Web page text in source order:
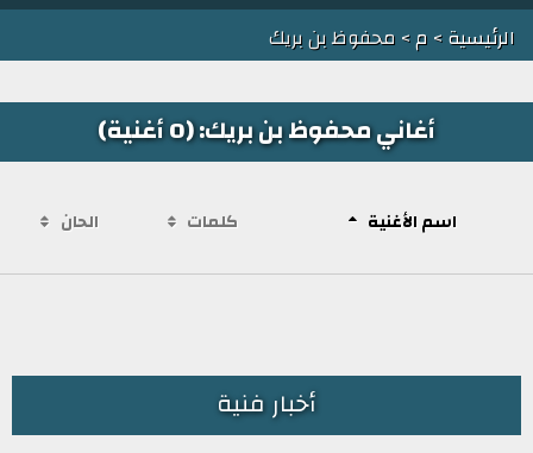
الرئيسية> م> محفوظ بن بريك
أغاني محفوظ بن بريك: (0 أغنية)
اسم الأغنية كلمات الحان
أخبار فنية